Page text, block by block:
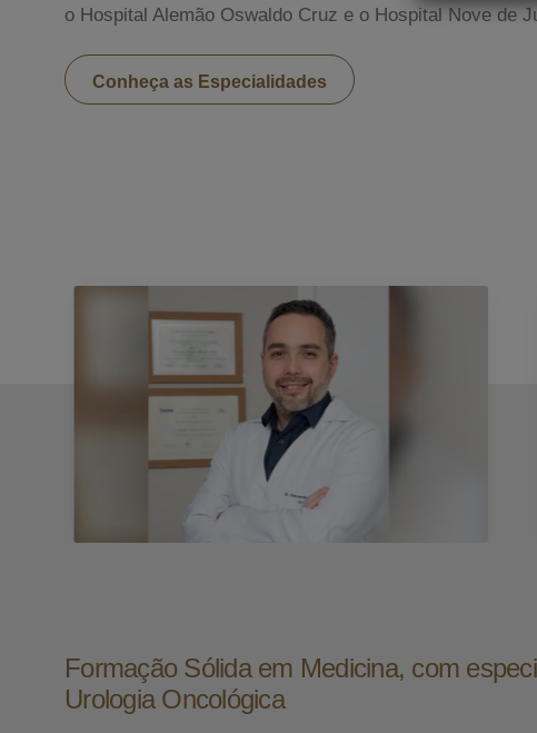
o Hospital Alemão Oswaldo Cruz e o Hospital Nove de
Conheça as Especialidades
Formação Sólida em Medicina, com
Urologia Oncológica